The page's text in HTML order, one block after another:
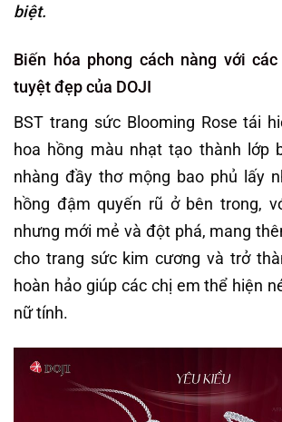
biệt.
Biến hóa phong cách nàng với
tuyệt đẹp của DOJI
BST trang sức Blooming Rose tái
hoa hồng màu nhạt tạo thành lớp
nhàng đầy thơ mộng bao phủ lấy
hồng đậm quyến rũ ở bên trong,
nhưng mới mẻ và đột phá, mang
cho trang sức kim cương và trở
hoàn hảo giúp các chị em thể hiện
nữ tính.